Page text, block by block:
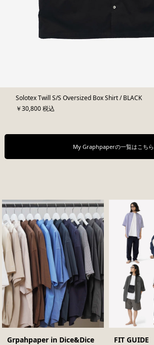
Solotex Twill S/S Oversized Box Shirt / BLACK
￥30,800 税込
My Graphpaperの一覧はこちら
Grpahpaper in Dice&Dice FIT GUIDE